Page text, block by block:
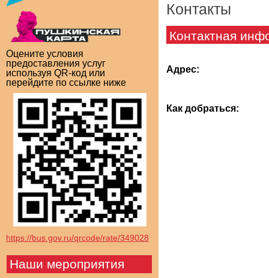
Оцените условия
предоставления услуг
используя QR-код или
перейдите по ссылке ниже
https://bus.gov.ru/qrcode/rate/349028
Наши мероприятия
Контакты
Контактная
Адрес:
Как добраться: